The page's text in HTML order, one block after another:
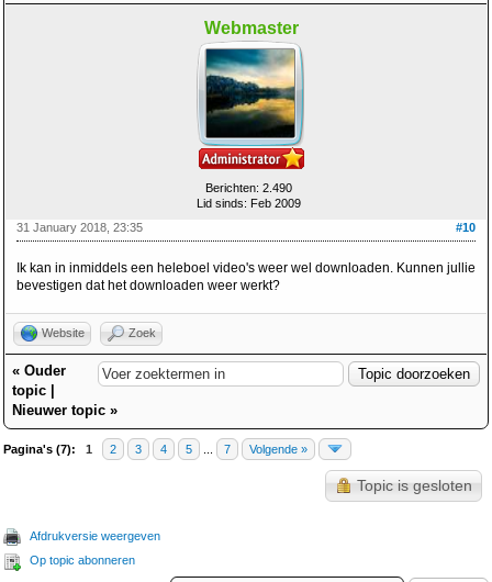
Webmaster
Berichten: 2.490
Lid sinds: Feb 2009
#10
31 January 2018, 23:35
Ik kan in inmiddels een heleboel video's weer wel downloaden. Kunnen jullie
bevestigen dat het downloaden weer werkt?
Website Zoek
« Ouder
topic
Nieuwer topic »
Pagina's (7): 1 2 3 4 5 7 Volgende »
Topic is gesloten
Afdrukversie weergeven
Op topic abonneren